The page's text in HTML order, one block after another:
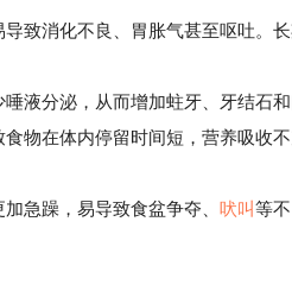
致消化不良、胃胀气甚至呕吐。
分泌，从而增加蛀牙、牙结石和
物在体内停留时间短，营养吸收
急躁，易导致食盆争夺、 吠叫等不